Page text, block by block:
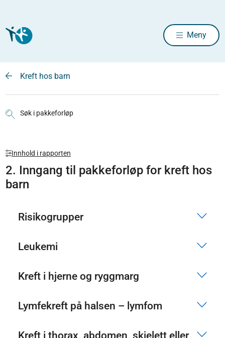
Meny
Kreft hos barn
Søk i pakkeforløp
Innhold i rapporten
2. Inngang til pakkeforløp for kreft hos
barn
Risikogrupper
Leukemi
Kreft i hjerne og ryggmarg
Lymfekreft på halsen – lymfom
Kreft i thorax, abdomen, skjelett eller